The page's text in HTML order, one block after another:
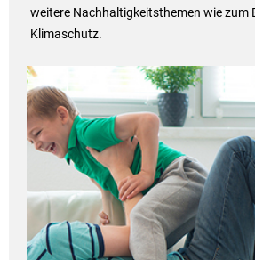
weitere Nachhaltigkeitsthemen wie zum
Klimaschutz.